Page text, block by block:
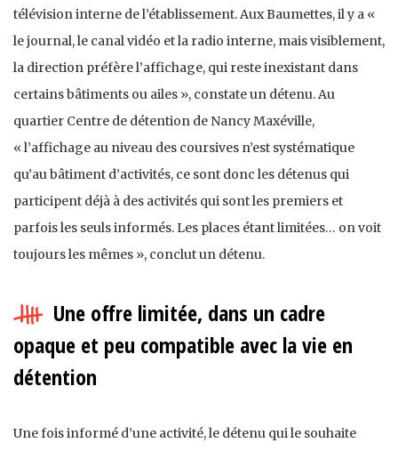
télévision interne de l’établissement. Aux Baumettes, il y a «
le journal, le canal vidéo et la radio interne, mais visiblement,
la direction préfère l’affichage, qui reste inexistant dans
certains bâtiments ou ailes », constate un détenu. Au
quartier Centre de détention de Nancy Maxéville,
« l’affichage au niveau des coursives n’est systématique
qu’au bâtiment d’activités, ce sont donc les détenus qui
participent déjà à des activités qui sont les premiers et
parfois les seuls informés. Les places étant limitées… on voit
toujours les mêmes », conclut un détenu.
Une offre limitée, dans un cadre
opaque et peu compatible avec la vie en
détention
Une fois informé d’une activité, le détenu qui le souhaite